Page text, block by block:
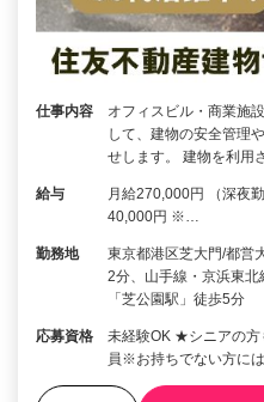
仕事内容
オフィスビル・商業施
して、建物の安全管理
せします。 建物を利用
給与
月給270,000円 （深夜
40,000円 ※…
勤務地
東京都港区芝大門/都営
2分、山手線・京浜東
「芝公園駅」徒歩5分
応募資格
未経験OK ★シニアの方
員※お持ちでない方に